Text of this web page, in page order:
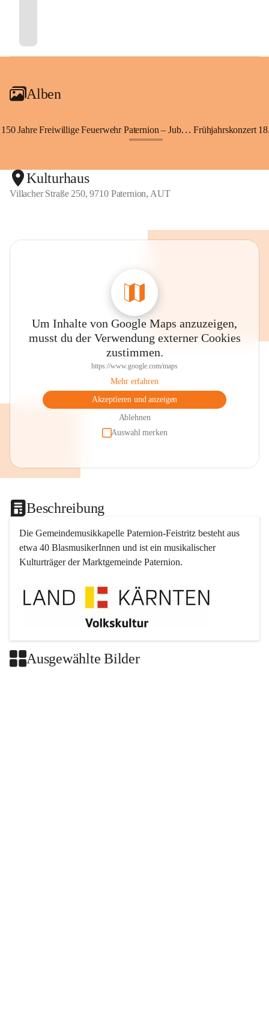
Alben
150 Jahre Freiwillige Feuerwehr Paternion – Jubiläumsfest Frühjahrskonzert
Kulturhaus
Villacher Straße 250, 9710 Paternion, AUT
Um Inhalte von Google Maps anzuzeigen,
musst du der Verwendung externer Cookies
zustimmen.
https://www.google.com/maps
Mehr erfahren
Akzeptieren und anzeigen
Ablehnen
Auswahl merken
Beschreibung
Die Gemeindemusikkapelle Paternion-Feistritz besteht aus
etwa 40 BlasmusikerInnen und ist ein musikalischer
Kulturträger der Marktgemeinde Paternion.
Ausgewählte Bilder